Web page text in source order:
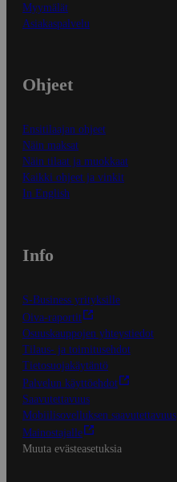
Myymälät
Asiakaspalvelu
Ohjeet
Ensitilaajan ohjeet
Näin maksat
Näin tilaat ja muokkaat
Kaikki ohjeet ja vinkit
In English
Info
S-Business yrityksille
Oiva-raportit
Osuuskauppojen yhteystiedot
Tilaus- ja toimitusehdot
Tietosuojakäytäntö
Palvelun käyttöehdot
Saavutettavuus
Mobiilisovelluksen saavutettavuus
Mainostajalle
Muuta evästeasetuksia